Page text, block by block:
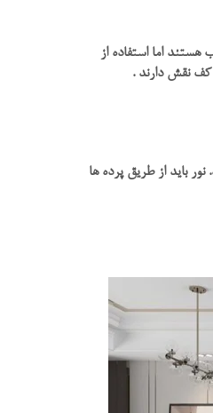
اما استفاده از
کف نقش دارند .
باید از طریق پرده ها